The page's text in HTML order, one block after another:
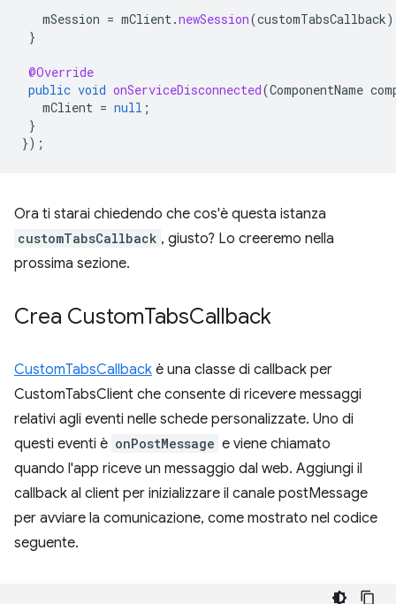
mSession = mClient.newSession(customTabsCallback
}
@Override
public void onServiceDisconnected(ComponentName
mClient = null ;
}
});
Ora ti starai chiedendo che cos'è questa istanza
customTabsCallback , giusto? Lo creeremo nella
prossima sezione.
Crea CustomTabsCallback
CustomTabsCallback è una classe di callback per
CustomTabsClient che consente di ricevere messaggi
relativi agli eventi nelle schede personalizzate. Uno di
questi eventi è onPostMessage e viene chiamato
quando l'app riceve un messaggio dal web. Aggiungi il
callback al client per inizializzare il canale postMessage
per avviare la comunicazione, come mostrato nel codice
seguente.